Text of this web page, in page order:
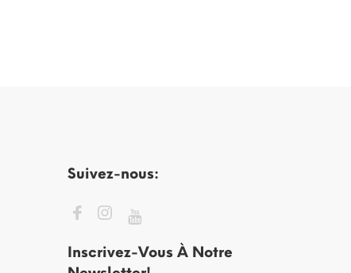
Suivez-nous:
Inscrivez-Vous À Notre